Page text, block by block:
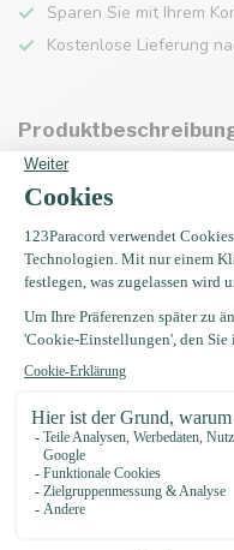
Sparen Sie mit Ihrem
Kostenlose Lieferung
Eigenschaften
Zuletzt